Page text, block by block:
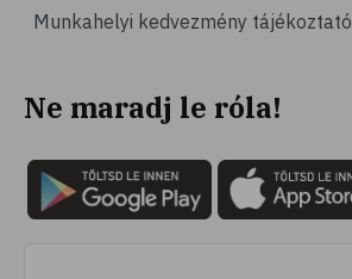
# gyümölcsök
# emésztés
# székrekedés
# rostok
Munkahelyi kedvezmény tájékoztató
Ne maradj le róla!